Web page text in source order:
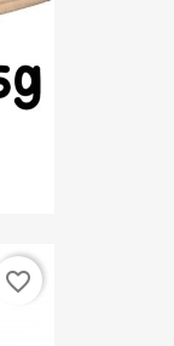
favorite_border